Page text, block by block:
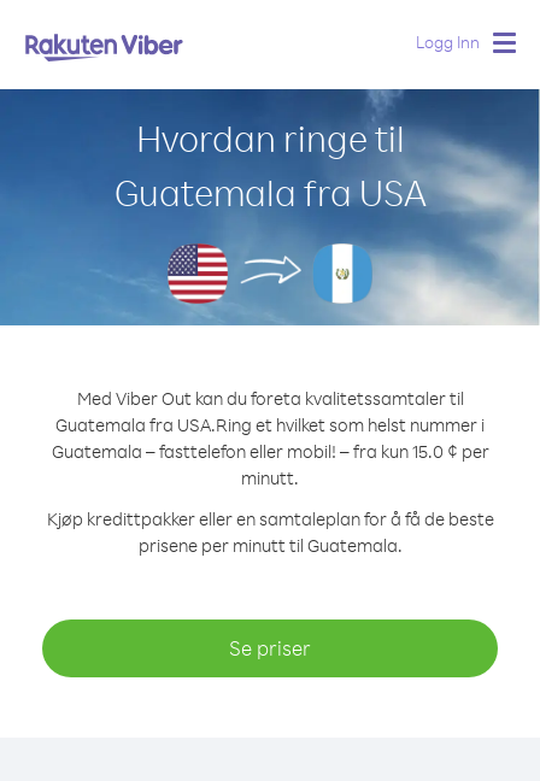
Logg Inn
Hvordan ringe til
Guatemala fra USA
Med Viber Out kan du foreta kvalitetssamtaler til
Guatemala fra USA.Ring et hvilket som helst nummer i
Guatemala – fasttelefon eller mobil! – fra kun 15.0 ¢ per
minutt.
Kjøp kredittpakker eller en samtaleplan for å få de beste
prisene per minutt til Guatemala.
Se priser